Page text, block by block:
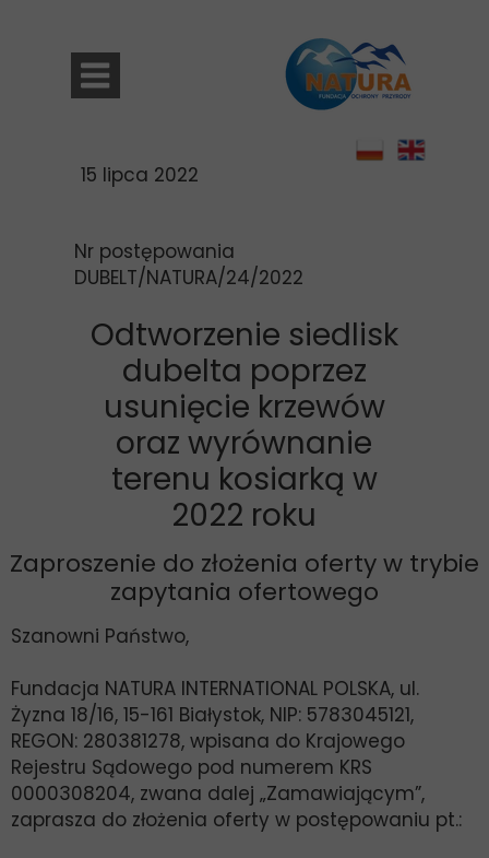
Zaproszenie do złożenia oferty w trybie
zapytania ofertowego
Nr postępowania
DUBELT/NATURA/24/2022
15 lipca 2022
Odtworzenie siedlisk
dubelta poprzez
usunięcie krzewów
oraz wyrównanie
terenu kosiarką w
2022 roku
Szanowni Państwo,
Fundacja NATURA INTERNATIONAL POLSKA, ul.
Żyzna 18/16, 15-161 Białystok, NIP: 5783045121,
REGON: 280381278, wpisana do Krajowego
Rejestru Sądowego pod numerem KRS
0000308204, zwana dalej „Zamawiającym”,
zaprasza do złożenia oferty w postępowaniu pt.: